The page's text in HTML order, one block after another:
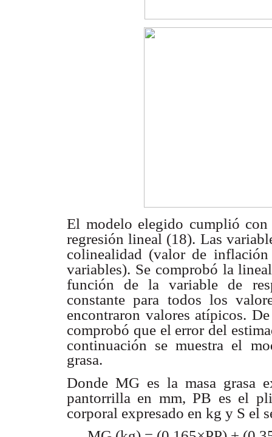
El modelo elegido cumplió con
regresión lineal (18). Las
colinealidad (valor de
variables). Se comprobó la
función de la variable de
constante para todos los
encontraron valores atípicos.
comprobó que el error del
continuación se muestra el
grasa.
Donde MG es la masa grasa
pantorrilla en mm, PB es el
corporal expresado en kg y S el